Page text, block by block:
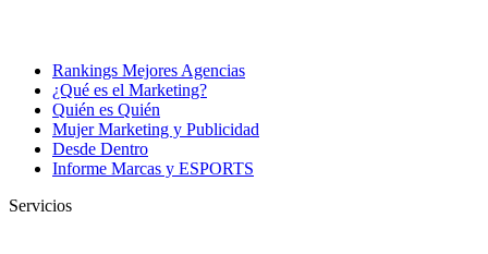
Rankings Mejores Agencias
¿Qué es el Marketing?
Quién es Quién
Mujer Marketing y Publicidad
Desde Dentro
Informe Marcas y ESPORTS
Servicios